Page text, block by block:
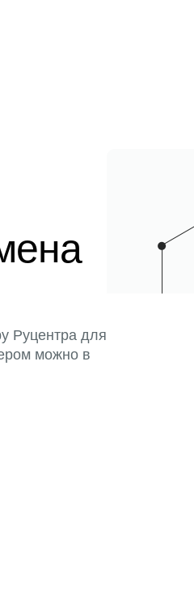
Руцентра для
можно в